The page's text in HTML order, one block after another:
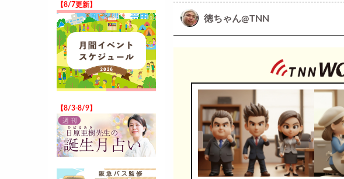
徳ちゃん@TNN
【8/7更新】
【8/3-8/9】